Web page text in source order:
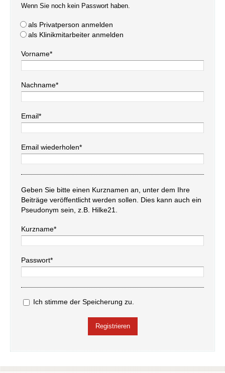
Wenn Sie noch kein Passwort haben.
als Privatperson anmelden
als Klinikmitarbeiter anmelden
Vorname*
Nachname*
Email*
Email wiederholen*
Geben Sie bitte einen Kurznamen an, unter dem Ihre
Beiträge veröffentlicht werden sollen. Dies kann auch ein
Pseudonym sein, z.B. Hilke21.
Kurzname*
Passwort*
Ich stimme der Speicherung zu.